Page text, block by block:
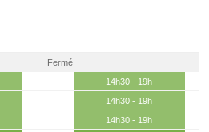
Fermé
14h30 - 19h
14h30 - 19h
14h30 - 19h